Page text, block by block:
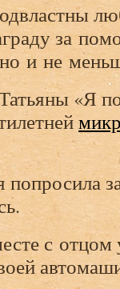
за
и не
«Я
попросила
с отцом